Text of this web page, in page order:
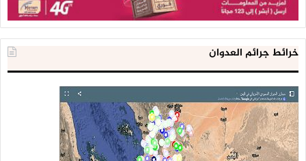
الحديثُ عن المجاعة يفضَحُ السعودية ويكشف أن ما يقوم به مركَزُ
سلمان والهلال الإماراتي هو كذبة جديدة تضاف إلى كثير من
الأكاذيب والافتراءات في اليمن.
إنها ورطة سعودية إماراتية أُخْــرَى مشابهة لورطتها العسكرية،
فالحصار ترك في اليمن أزمة إنسانية عملاقة، وهذا ما تقولُه الأمم
المتحدة كشاهد حي على أكذوبة المساعدات الإنسانية والإغاثية
التي تدّعي السعودية والإمارات القيام بها.
خرائط جرائم العدوان